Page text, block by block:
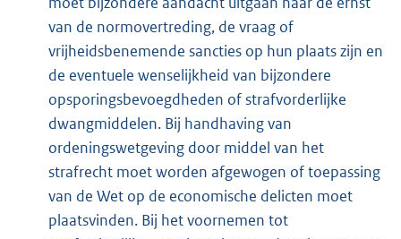
van de normovertreding, de vraag of
vrijheidsbenemende sancties op hun plaats zijn en
de eventuele wenselijkheid van bijzondere
opsporingsbevoegdheden of strafvorderlijke
dwangmiddelen. Bij handhaving van
ordeningswetgeving door middel van het
strafrecht moet worden afgewogen of toepassing
van de Wet op de economische delicten moet
plaatsvinden. Bij het voornemen tot